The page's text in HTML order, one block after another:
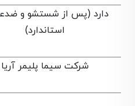
دارد (پس از شستشو و
استاندارد)
شرکت سیما پلیمر آریا